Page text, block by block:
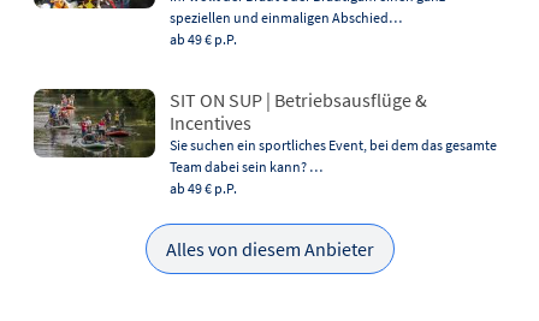
speziellen und einmaligen Abschied…
ab 49 € p.P.
SIT ON SUP | Betriebsausflüge &
Incentives
Sie suchen ein sportliches Event, bei dem das gesamte
Team dabei sein kann? …
ab 49 € p.P.
Alles von diesem Anbieter